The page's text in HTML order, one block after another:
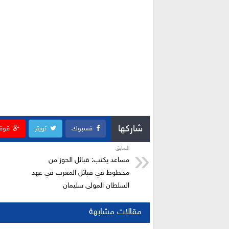
شاركها فسبوك تويتر
السابق
مساعد يكتب: قبائل الحوز من
مخطوط في قبائل المغرب في عهد
السلطان المولى سليمان
مقالات مشابهة